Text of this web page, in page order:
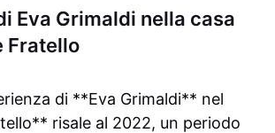
Eva Grimaldi nella casa
Fratello
di **Eva Grimaldi** nel
risale al 2022, un periodo